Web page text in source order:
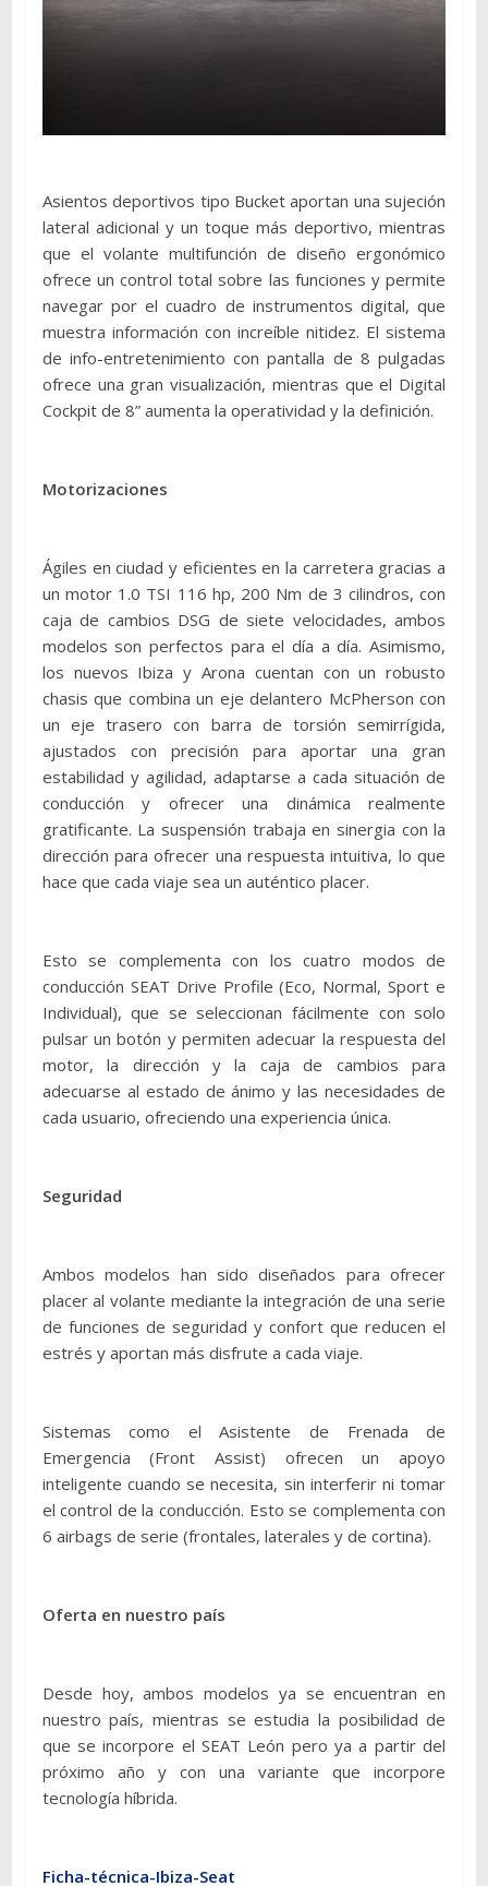
Asientos deportivos tipo Bucket aportan una sujeción
lateral adicional y un toque más deportivo, mientras
que el volante multifunción de diseño ergonómico
ofrece un control total sobre las funciones y permite
navegar por el cuadro de instrumentos digital, que
muestra información con increíble nitidez. El sistema
de info-entretenimiento con pantalla de 8 pulgadas
ofrece una gran visualización, mientras que el Digital
Cockpit de 8” aumenta la operatividad y la definición.
Motorizaciones
Ágiles en ciudad y eficientes en la carretera gracias a
un motor 1.0 TSI 116 hp, 200 Nm de 3 cilindros, con
caja de cambios DSG de siete velocidades, ambos
modelos son perfectos para el día a día. Asimismo,
los nuevos Ibiza y Arona cuentan con un robusto
chasis que combina un eje delantero McPherson con
un eje trasero con barra de torsión semirrígida,
ajustados con precisión para aportar una gran
estabilidad y agilidad, adaptarse a cada situación de
conducción y ofrecer una dinámica realmente
gratificante. La suspensión trabaja en sinergia con la
dirección para ofrecer una respuesta intuitiva, lo que
hace que cada viaje sea un auténtico placer.
Esto se complementa con los cuatro modos de
conducción SEAT Drive Profile (Eco, Normal, Sport e
Individual), que se seleccionan fácilmente con solo
pulsar un botón y permiten adecuar la respuesta del
motor, la dirección y la caja de cambios para
adecuarse al estado de ánimo y las necesidades de
cada usuario, ofreciendo una experiencia única.
Seguridad
Ambos modelos han sido diseñados para ofrecer
placer al volante mediante la integración de una serie
de funciones de seguridad y confort que reducen el
estrés y aportan más disfrute a cada viaje.
Sistemas como el Asistente de Frenada de
Emergencia (Front Assist) ofrecen un apoyo
inteligente cuando se necesita, sin interferir ni tomar
el control de la conducción. Esto se complementa con
6 airbags de serie (frontales, laterales y de cortina).
Oferta en nuestro país
Desde hoy, ambos modelos ya se encuentran en
nuestro país, mientras se estudia la posibilidad de
que se incorpore el SEAT León pero ya a partir del
próximo año y con una variante que incorpore
tecnología híbrida.
Ficha-técnica-Ibiza-Seat